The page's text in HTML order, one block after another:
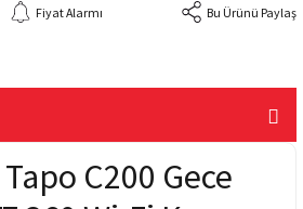
Fiyat Alarmı Bu Ürünü Paylaş
C200 Gece